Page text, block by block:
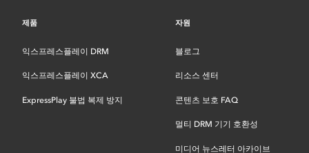
제품
익스프레스플레이 DRM
익스프레스플레이 XCA
ExpressPlay 불법 복제 방지
자원
블로그
리소스 센터
콘텐츠 보호 FAQ
멀티 DRM 기기 호환성
미디어 뉴스레터 아카이브